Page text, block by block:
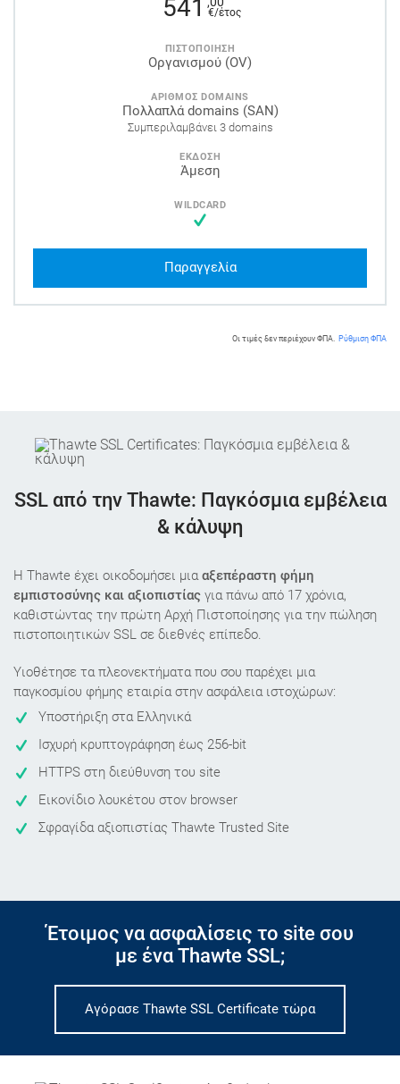
541 €/έτος
ΠΙΣΤΟΠΟΙΗΣΗ
Οργανισμού (OV)
ΑΡΙΘΜΟΣ DOMAINS
Πολλαπλά domains (SAN)
Συμπεριλαμβάνει 3 domains
ΕΚΔΟΣΗ
Άμεση
WILDCARD
Παραγγελία
Οι τιμές δεν περιέχουν ΦΠΑ. Ρύθμιση ΦΠΑ
SSL από την Thawte: Παγκόσμια εμβέλεια
& κάλυψη
Η Thawte έχει οικοδομήσει μιααξεπέραστη φήμη
εμπιστοσύνης και αξιοπιστίας για πάνω από 17 χρόνια,
καθιστώντας την πρώτη Αρχή Πιστοποίησης για την πώληση
πιστοποιητικών SSL σε διεθνές επίπεδο.
Υιοθέτησε τα πλεονεκτήματα που σου παρέχει μια
παγκοσμίου φήμης εταιρία στην ασφάλεια ιστοχώρων:
Υποστήριξη στα Ελληνικά
Ισχυρή κρυπτογράφηση έως 256-bit
HTTPS στη διεύθυνση του site
Εικονίδιο λουκέτου στον browser
Σφραγίδα αξιοπιστίας Thawte Trusted Site
Έτοιμος να ασφαλίσεις το site σου
με ένα Thawte SSL;
Αγόρασε Thawte SSL Certificate τώρα